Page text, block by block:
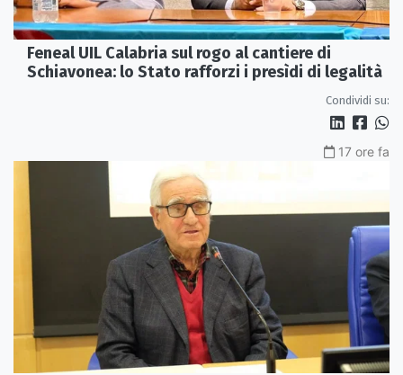
Feneal UIL Calabria sul rogo al cantiere di
Schiavonea: lo Stato rafforzi i presìdi di legalità
Condividi su:
17 ore fa